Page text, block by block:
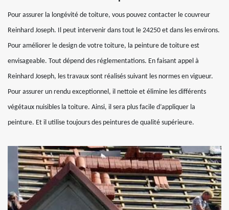
Pour assurer la longévité de toiture, vous pouvez contacter le couvreur
Reinhard Joseph. Il peut intervenir dans tout le 24250 et dans les environs.
Pour améliorer le design de votre toiture, la peinture de toiture est
envisageable. Tout dépend des réglementations. En faisant appel à
Reinhard Joseph, les travaux sont réalisés suivant les normes en vigueur.
Pour assurer un rendu exceptionnel, il nettoie et élimine les différents
végétaux nuisibles la toiture. Ainsi, il sera plus facile d’appliquer la
peinture. Et il utilise toujours des peintures de qualité supérieure.